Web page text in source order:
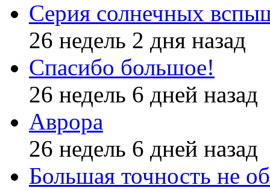
Серия солнечных
26 недель 2 дня назад
Спасибо большое!
26 недель 6 дней назад
Аврора
26 недель 6 дней назад
Большая точность не